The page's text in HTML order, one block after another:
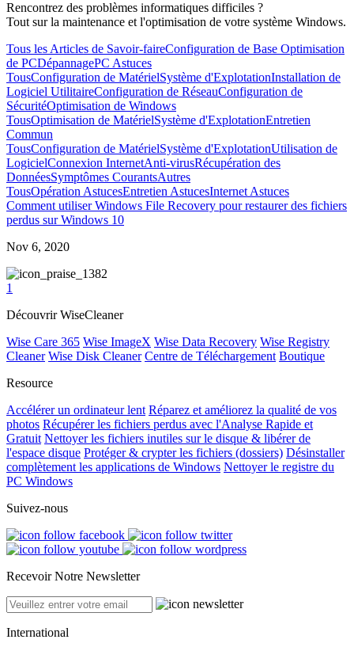
Rencontrez des problèmes informatiques difficiles ?
Tout sur la maintenance et l'optimisation de votre système Windows.
Tous les Articles de Savoir-faireConfiguration de Base Optimisation
de PCDépannagePC Astuces
TousConfiguration de MatérielSystème d'ExplotationInstallation de
Logiciel UtilitaireConfiguration de RéseauConfiguration de
SécuritéOptimisation de Windows
TousOptimisation de MatérielSystème d'ExplotationEntretien
Commun
TousConfiguration de MatérielSystème d'ExplotationUtilisation de
LogicielConnexion InternetAnti-virusRécupération des
DonnéesSymptômes CourantsAutres
TousOpération AstucesEntretien AstucesInternet Astuces
Comment utiliser Windows File Recovery pour restaurer des fichiers
perdus sur Windows 10
Nov 6, 2020
382
1
Découvrir WiseCleaner
Wise Care 365 Wise ImageX Wise Data Recovery Wise Registry
Cleaner Wise Disk Cleaner Centre de Téléchargement Boutique
Resource
Accélérer un ordinateur lent Réparez et améliorez la qualité de vos
photos Récupérer les fichiers perdus avec l'Analyse Rapide et
Gratuit Nettoyer les fichiers inutiles sur le disque & libérer de
l'espace disque Protéger & crypter les fichiers (dossiers) Désinstaller
complètement les applications de Windows Nettoyer le registre du
PC Windows
Suivez-nous
Recevoir Notre Newsletter
International